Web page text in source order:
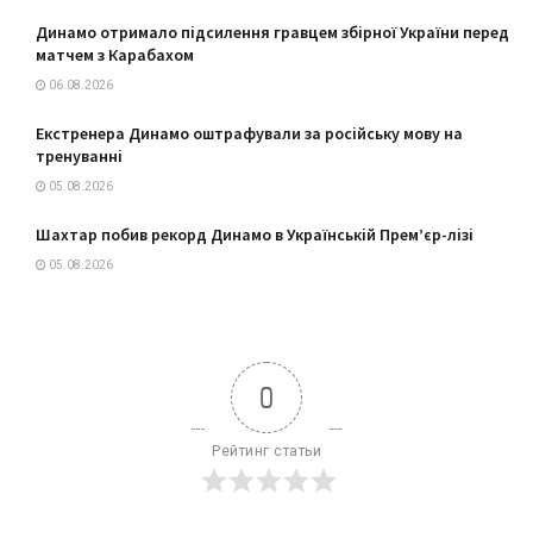
Динамо отримало підсилення гравцем збірної України перед
матчем з Карабахом
06.08.2026
Екстренера Динамо оштрафували за російську мову на
тренуванні
05.08.2026
Шахтар побив рекорд Динамо в Українській Прем’єр-лізі
05.08.2026
0
Рейтинг статьи